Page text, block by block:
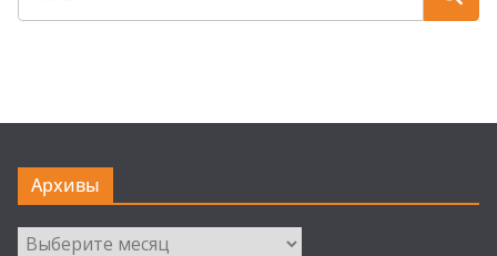
Архивы
Архивы